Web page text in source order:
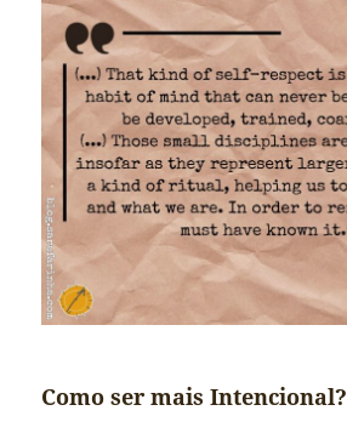
Como ser mais Intencional?